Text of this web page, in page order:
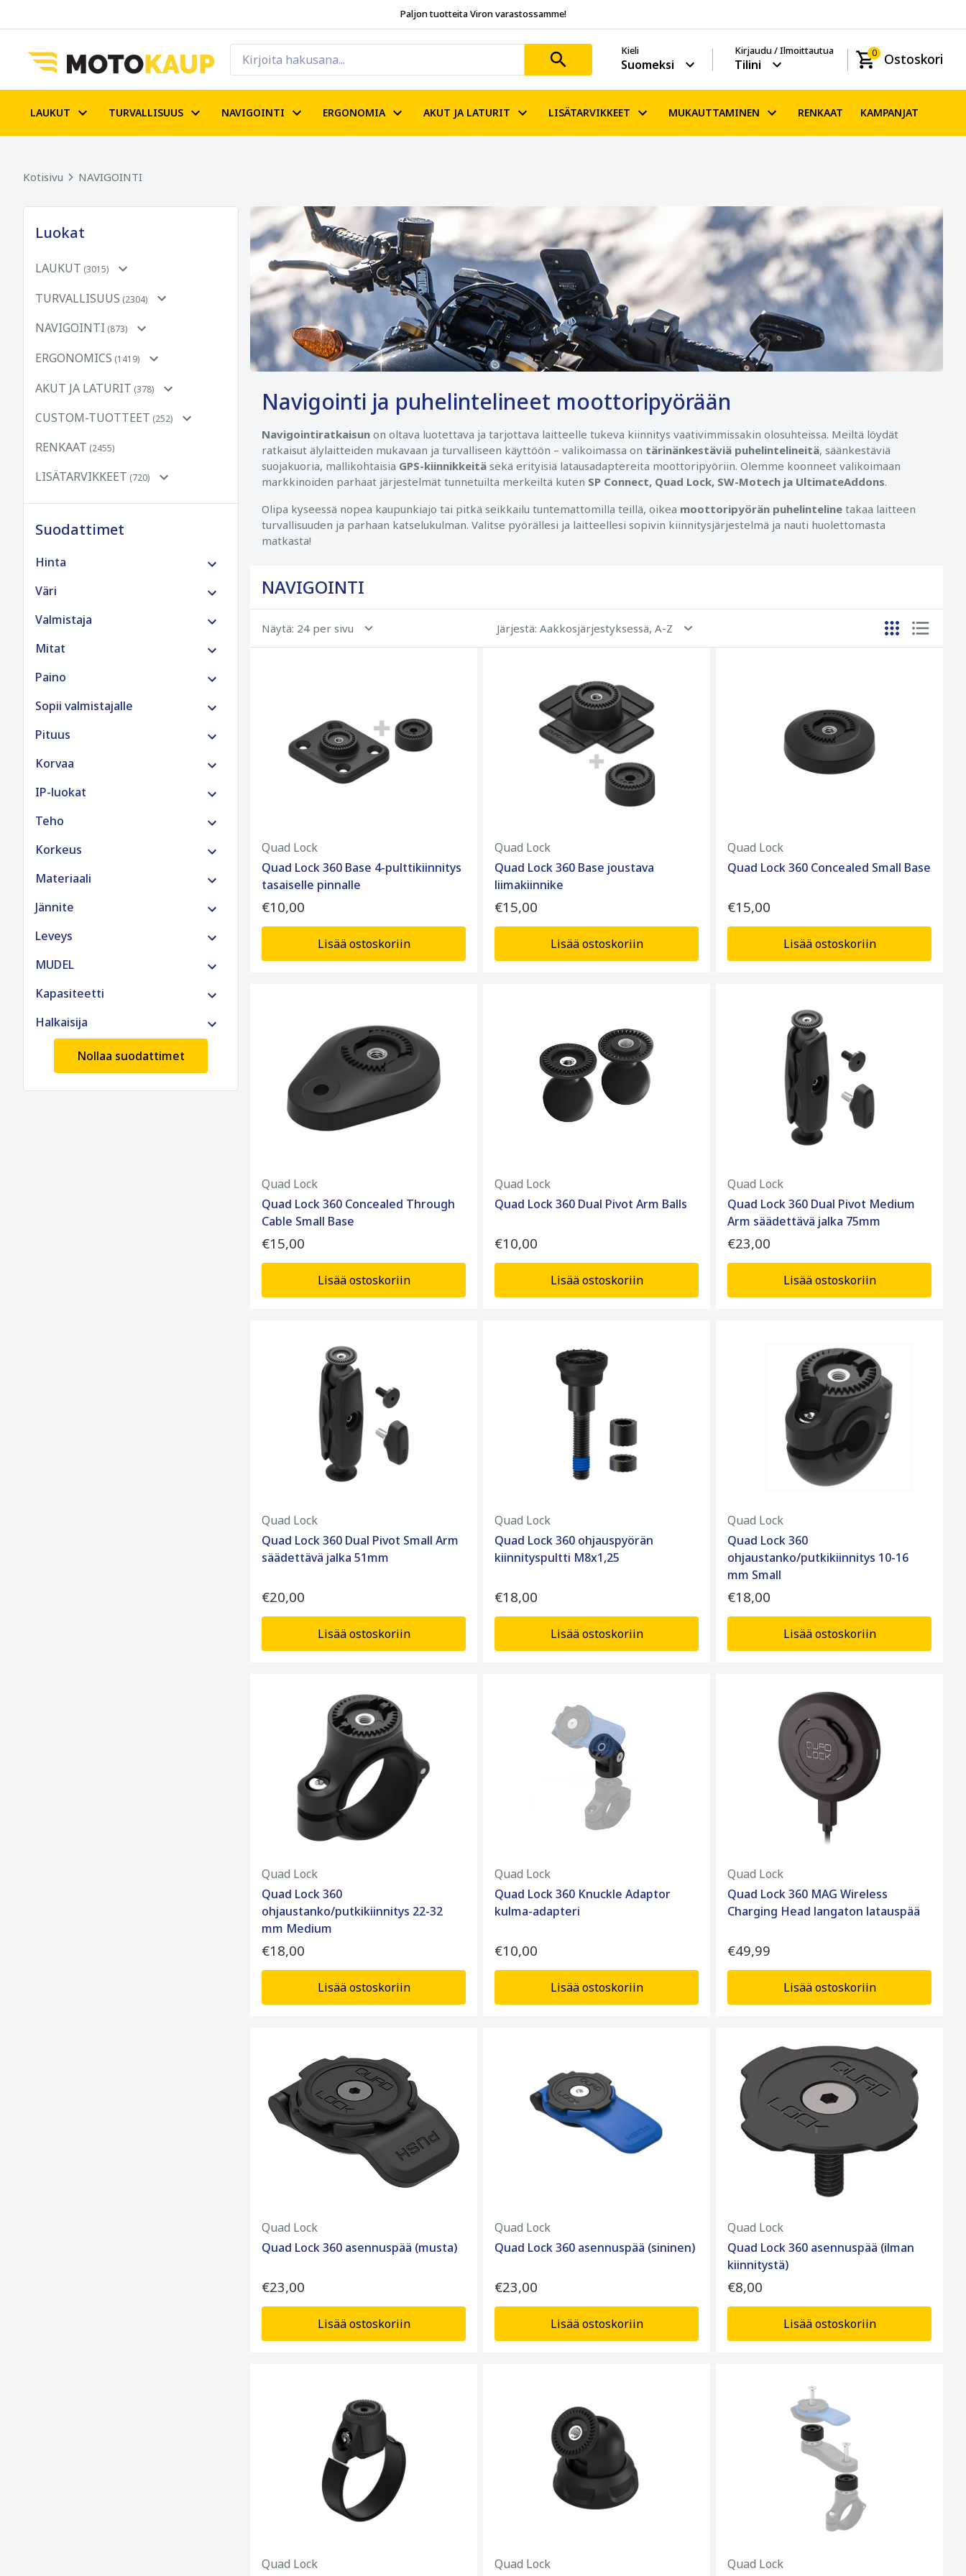
Paljon tuotteita Viron varastossamme!
Kirjaudu / Ilmoittautua
Tilini
0 Ostoskori
Kieli
Suomeksi
LAUKUT TURVALLISUUS NAVIGOINTI ERGONOMIA AKUT JA LATURIT LISÄTARVIKKEET MUKAUTTAMINEN RENKAAT KAMPANJAT
Kotisivu NAVIGOINTI
Luokat
LAUKUT (3015)
TURVALLISUUS (2304)
NAVIGOINTI (873)
ERGONOMICS (1419)
AKUT JA LATURIT (378)
CUSTOM-TUOTTEET (252)
RENKAAT (2455)
LISÄTARVIKKEET (720)
Suodattimet
Hinta
€100 - €250
Väri
Valmistaja
Mitat
Paino
Sopii valmistajalle
Pituus
Korvaa
IP-luokat
Teho
Korkeus
Materiaali
Jännite
Leveys
MUDEL
Kapasiteetti
Halkaisija
Nollaa suodattimet
Navigointi ja puhelintelineet moottoripyörään
Navigointiratkaisun on oltava luotettava ja tarjottava laitteelle tukeva kiinnitys vaativimmissakin olosuhteissa. Meiltä löydät
ratkaisut älylaitteiden mukavaan ja turvalliseen käyttöön – valikoimassa on tärinänkestäviä puhelintelineitä, säänkestäviä
suojakuoria, mallikohtaisia GPS-kiinnikkeitä sekä erityisiä latausadaptereita moottoripyöriin. Olemme koonneet valikoimaan
markkinoiden parhaat järjestelmät tunnetuilta merkeiltä kuten SP Connect, Quad Lock, SW-Motech ja UltimateAddons.
Olipa kyseessä nopea kaupunkiajo tai pitkä seikkailu tuntemattomilla teillä, oikea moottoripyörän puhelinteline takaa laitteen
turvallisuuden ja parhaan katselukulman. Valitse pyörällesi ja laitteellesi sopivin kiinnitysjärjestelmä ja nauti huolettomasta
matkasta!
NAVIGOINTI
Näytä: 24 per sivu Järjestä: Aakkosjärjestyksessä, A-Z
Quad Lock
Quad Lock 360 Base 4-pulttikiinnitys
tasaiselle pinnalle
€10,00
Lisää ostoskoriin
Quad Lock
Quad Lock 360 Base joustava
liimakiinnike
€15,00
Lisää ostoskoriin
Quad Lock
Quad Lock 360 Concealed Small Base
€15,00
Lisää ostoskoriin
Quad Lock
Quad Lock 360 Concealed Through
Cable Small Base
€15,00
Lisää ostoskoriin
Quad Lock
Quad Lock 360 Dual Pivot Arm Balls
€10,00
Lisää ostoskoriin
Quad Lock
Quad Lock 360 Dual Pivot Medium
Arm säädettävä jalka 75mm
€23,00
Lisää ostoskoriin
Quad Lock
Quad Lock 360 Dual Pivot Small Arm
säädettävä jalka 51mm
€20,00
Lisää ostoskoriin
Quad Lock
Quad Lock 360 ohjauspyörän
kiinnityspultti M8x1,25
€18,00
Lisää ostoskoriin
Quad Lock
Quad Lock 360
ohjaustanko/putkikiinnitys 10-16
mm Small
€18,00
Lisää ostoskoriin
Quad Lock
Quad Lock 360
ohjaustanko/putkikiinnitys 22-32
mm Medium
€18,00
Lisää ostoskoriin
Quad Lock
Quad Lock 360 Knuckle Adaptor
kulma-adapteri
€10,00
Lisää ostoskoriin
Quad Lock
Quad Lock 360 MAG Wireless
Charging Head langaton latauspää
€49,99
Lisää ostoskoriin
Quad Lock
Quad Lock 360 asennuspää (musta)
€23,00
Lisää ostoskoriin
Quad Lock
Quad Lock 360 asennuspää (sininen)
€23,00
Lisää ostoskoriin
Quad Lock
Quad Lock 360 asennuspää (ilman
kiinnitystä)
€8,00
Lisää ostoskoriin
Quad Lock Quad Lock Quad Lock